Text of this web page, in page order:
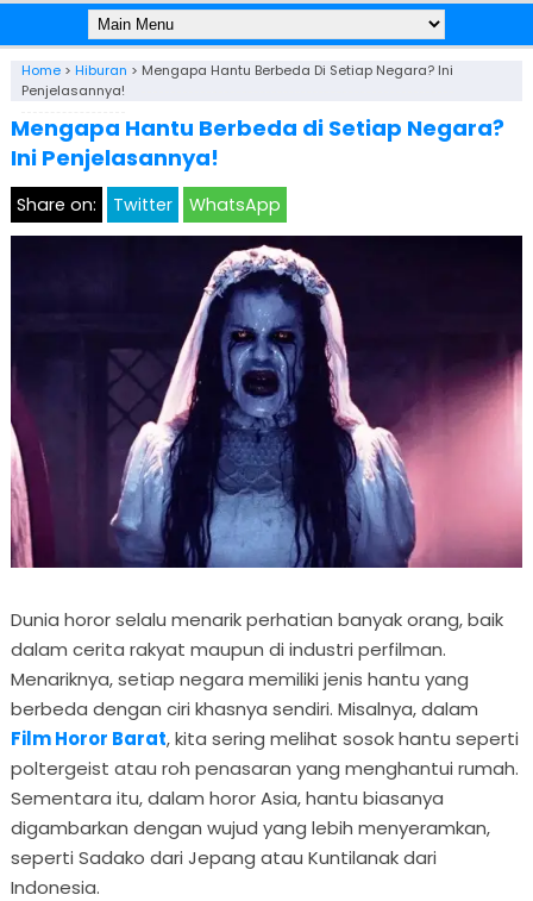
Home> Hiburan > Mengapa Hantu Berbeda Di Setiap Negara? Ini
Penjelasannya!
Mengapa Hantu Berbeda di Setiap Negara?
Ini Penjelasannya!
Share on: Twitter WhatsApp
Dunia horor selalu menarik perhatian banyak orang, baik
dalam cerita rakyat maupun di industri perfilman.
Menariknya, setiap negara memiliki jenis hantu yang
berbeda dengan ciri khasnya sendiri. Misalnya, dalam
Film Horor Barat, kita sering melihat sosok hantu seperti
poltergeist atau roh penasaran yang menghantui rumah.
Sementara itu, dalam horor Asia, hantu biasanya
digambarkan dengan wujud yang lebih menyeramkan,
seperti Sadako dari Jepang atau Kuntilanak dari
Indonesia.